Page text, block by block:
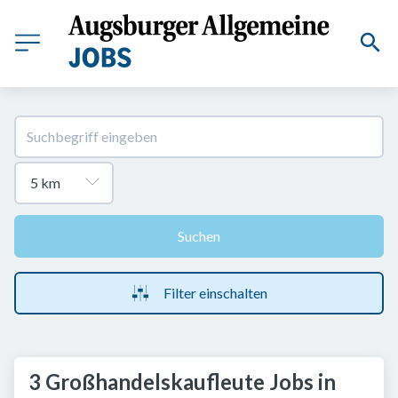
Suchen
Filter einschalten
3 Großhandelskaufleute Jobs in